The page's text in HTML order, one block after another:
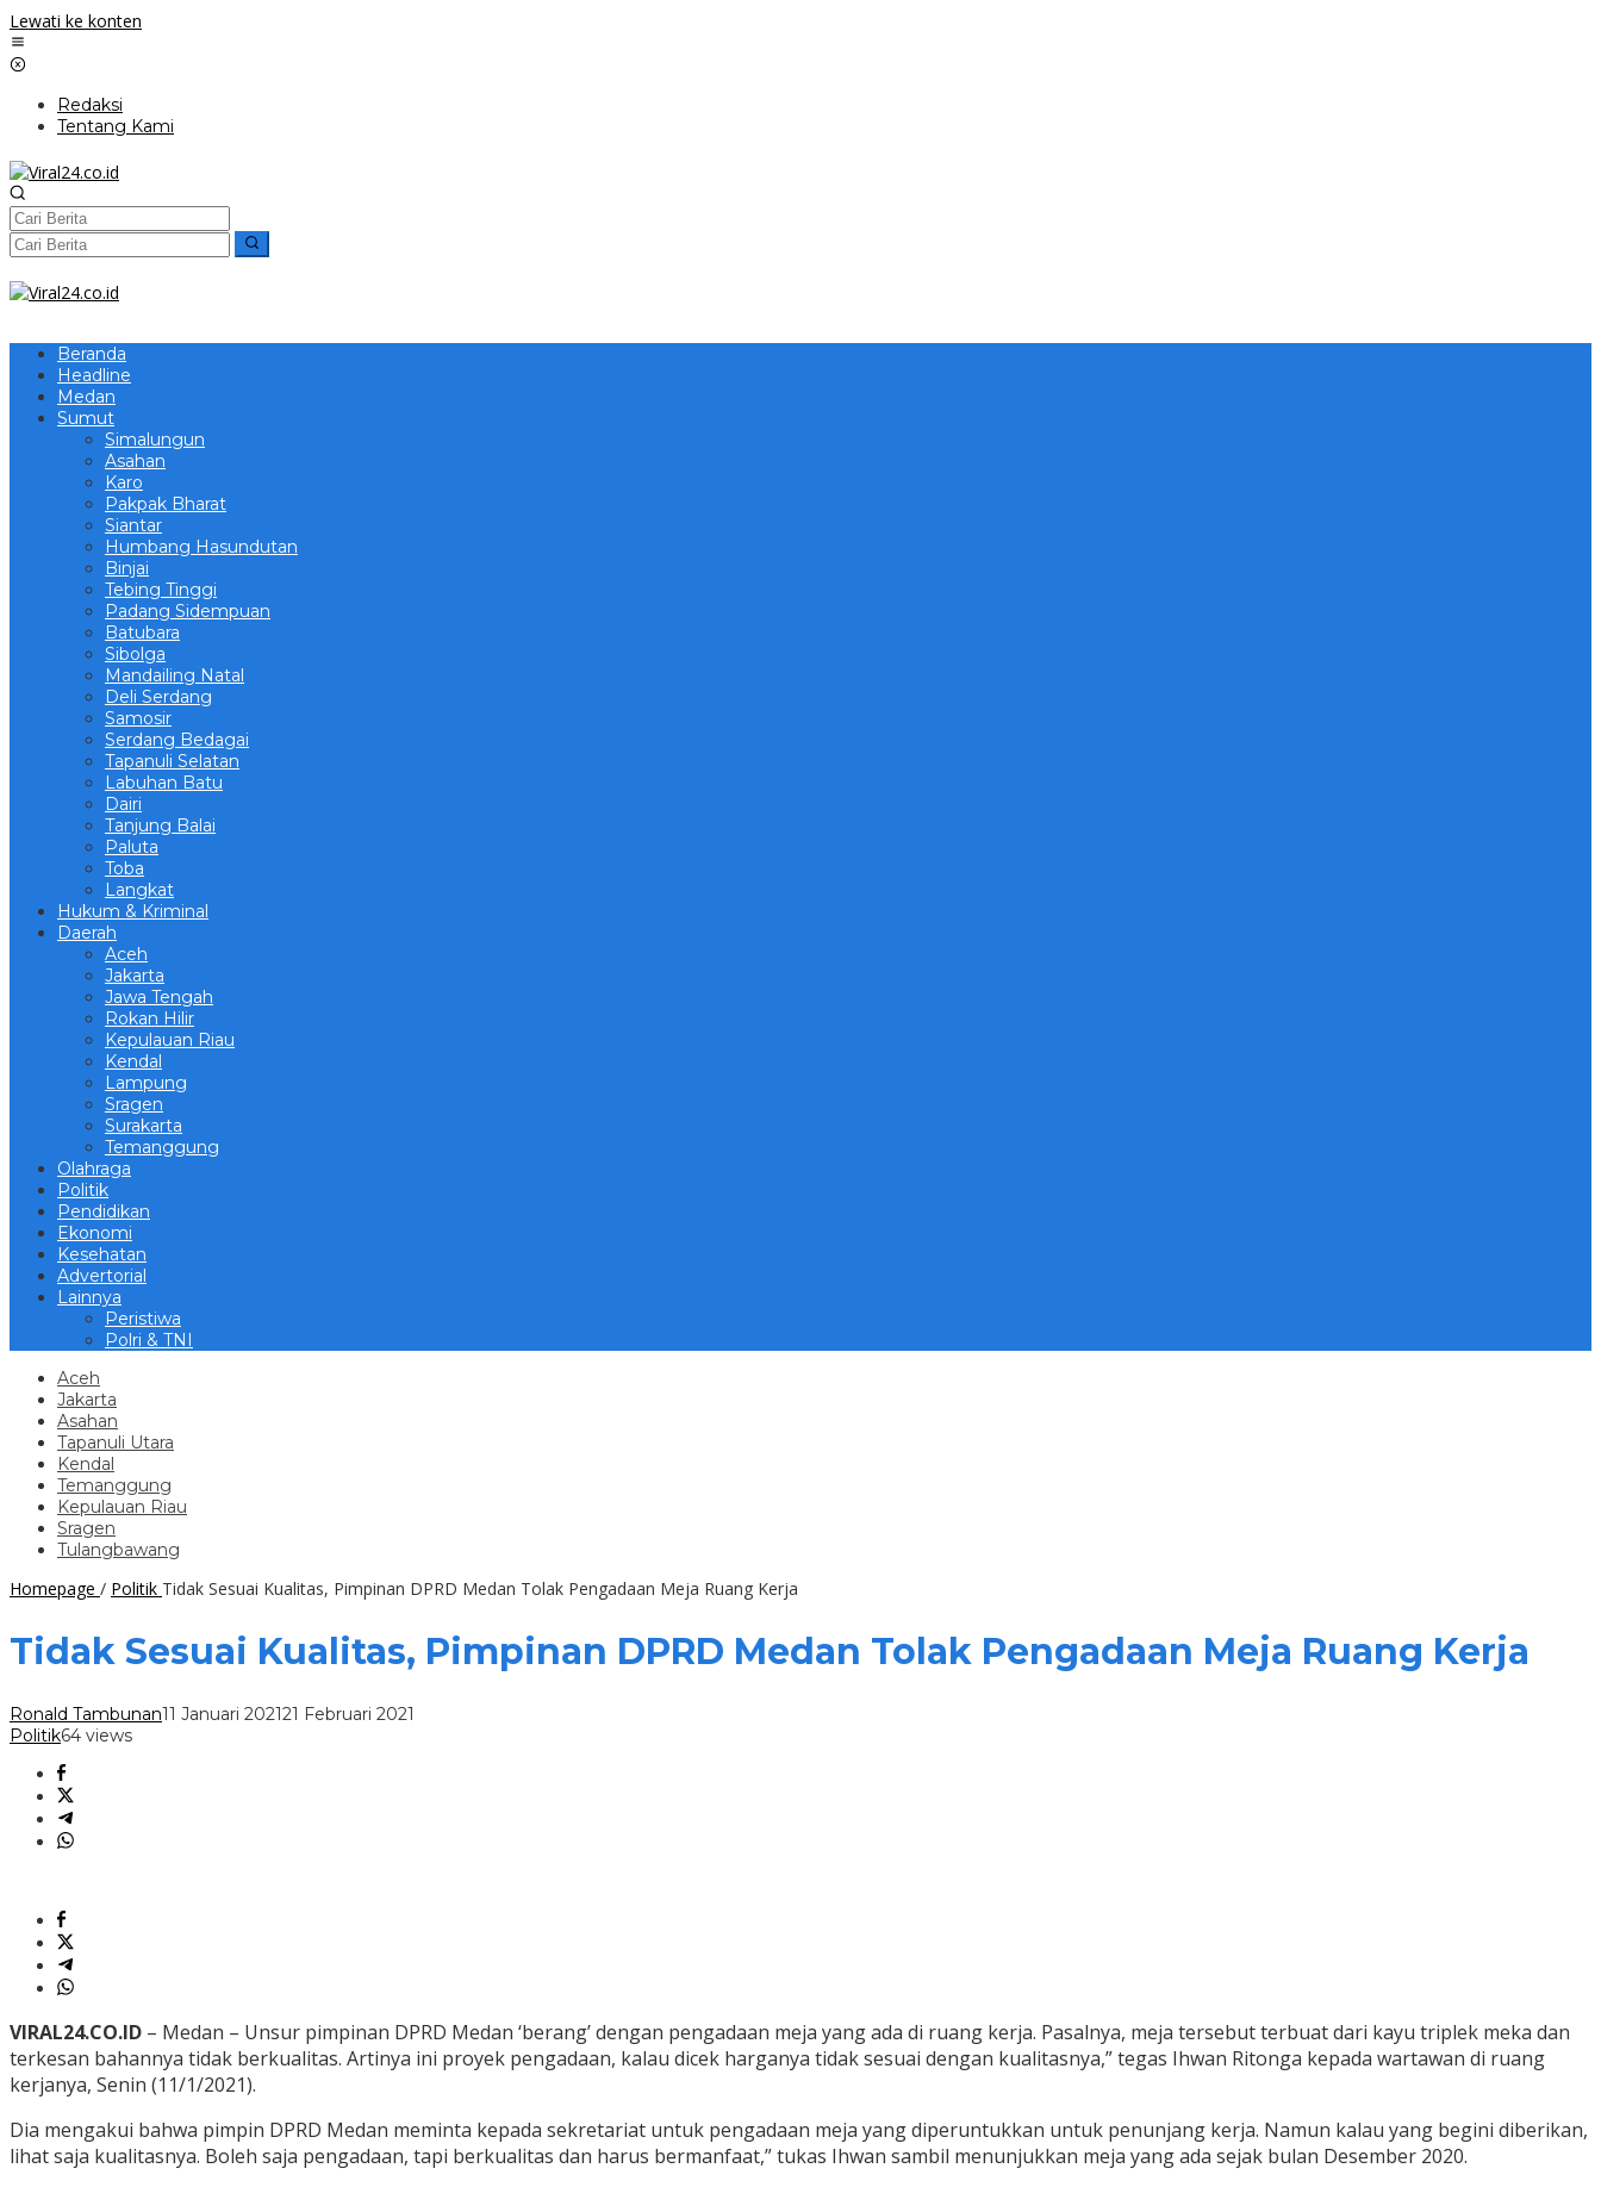
Lewati ke konten
Redaksi
Tentang Kami
Beranda
Headline
Medan
Sumut
Simalungun
Asahan
Karo
Pakpak Bharat
Siantar
Humbang Hasundutan
Binjai
Tebing Tinggi
Padang Sidempuan
Batubara
Sibolga
Mandailing Natal
Deli Serdang
Samosir
Serdang Bedagai
Tapanuli Selatan
Labuhan Batu
Dairi
Tanjung Balai
Paluta
Toba
Langkat
Hukum & Kriminal
Daerah
Aceh
Jakarta
Jawa Tengah
Rokan Hilir
Kepulauan Riau
Kendal
Lampung
Sragen
Surakarta
Temanggung
Olahraga
Politik
Pendidikan
Ekonomi
Kesehatan
Advertorial
Lainnya
Peristiwa
Polri & TNI
Aceh
Jakarta
Asahan
Tapanuli Utara
Kendal
Temanggung
Kepulauan Riau
Sragen
Tulangbawang
Homepage / Politik Tidak Sesuai Kualitas, Pimpinan DPRD Medan Tolak Pengadaan Meja Ruang Kerja
Tidak Sesuai Kualitas, Pimpinan DPRD Medan Tolak Pengadaan Meja Ruang Kerja
Ronald Tambunan11 Januari 202121 Februari 2021
Politik64 views
VIRAL24.CO.ID – Medan – Unsur pimpinan DPRD Medan ‘berang’ dengan pengadaan meja yang ada di ruang kerja. Pasalnya, meja tersebut terbuat dari kayu triplek meka dan
terkesan bahannya tidak berkualitas. Artinya ini proyek pengadaan, kalau dicek harganya tidak sesuai dengan kualitasnya,” tegas Ihwan Ritonga kepada wartawan di ruang
kerjanya, Senin (11/1/2021).
Dia mengakui bahwa pimpin DPRD Medan meminta kepada sekretariat untuk pengadaan meja yang diperuntukkan untuk penunjang kerja. Namun kalau yang begini diberikan,
lihat saja kualitasnya. Boleh saja pengadaan, tapi berkualitas dan harus bermanfaat,” tukas Ihwan sambil menunjukkan meja yang ada sejak bulan Desember 2020.